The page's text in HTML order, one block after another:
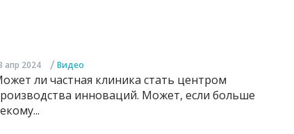
апр 2024 / Видео
ли частная клиника стать центром
инноваций. Может, если больше